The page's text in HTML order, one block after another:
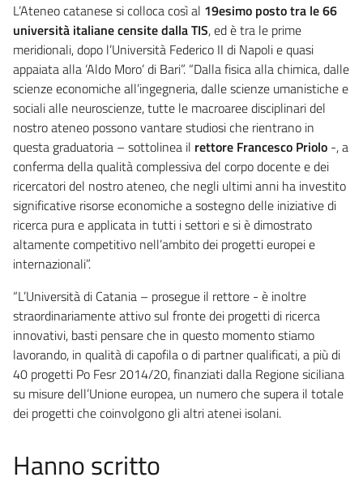
L’Ateneo catanese si colloca così al 19esimo posto tra le 66
università italiane censite dalla TIS, ed è tra le prime
meridionali, dopo l’Università Federico II di Napoli e quasi
appaiata alla ‘Aldo Moro’ di Bari”. “Dalla fisica alla chimica, dalle
scienze economiche all’ingegneria, dalle scienze umanistiche e
sociali alle neuroscienze, tutte le macroaree disciplinari del
nostro ateneo possono vantare studiosi che rientrano in
questa graduatoria – sottolinea il rettore Francesco Priolo -, a
conferma della qualità complessiva del corpo docente e dei
ricercatori del nostro ateneo, che negli ultimi anni ha investito
significative risorse economiche a sostegno delle iniziative di
ricerca pura e applicata in tutti i settori e si è dimostrato
altamente competitivo nell’ambito dei progetti europei e
internazionali”.
“L’Università di Catania – prosegue il rettore - è inoltre
straordinariamente attivo sul fronte dei progetti di ricerca
innovativi, basti pensare che in questo momento stiamo
lavorando, in qualità di capofila o di partner qualificati, a più di
40 progetti Po Fesr 2014/20, finanziati dalla Regione siciliana
su misure dell’Unione europea, un numero che supera il totale
dei progetti che coinvolgono gli altri atenei isolani.
Hanno scritto